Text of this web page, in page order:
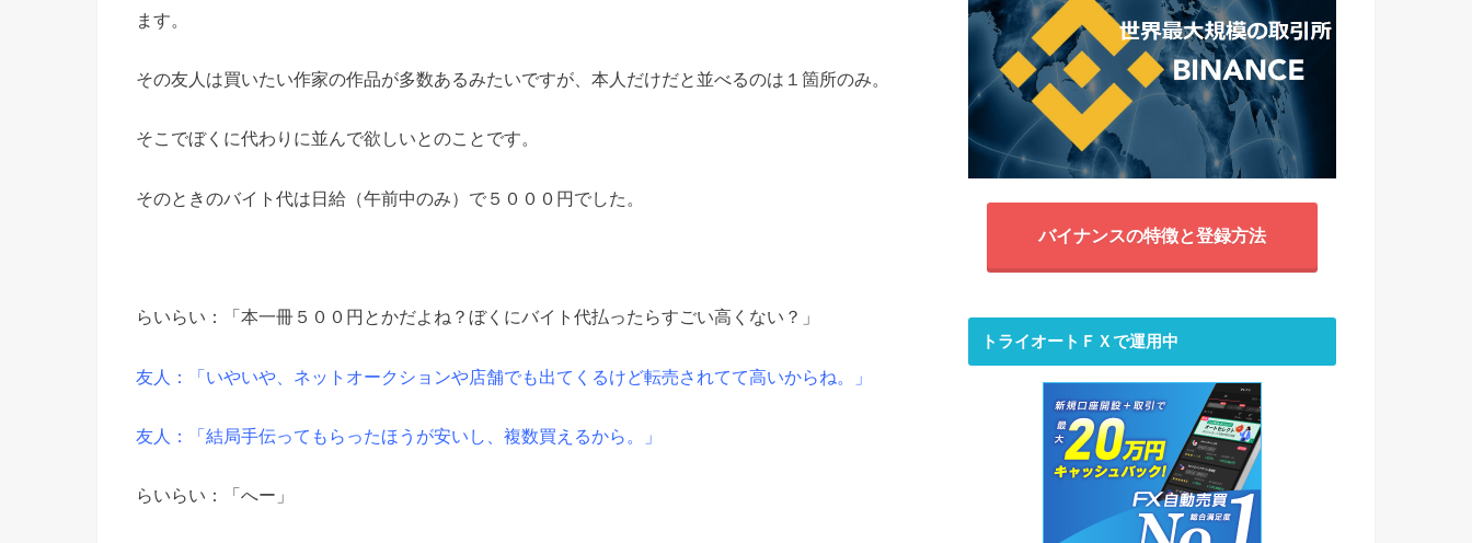
ます。
その友人は買いたい作家の作品が多数あるみたいですが、本人だけだと並べるのは１箇所のみ。
そこでぼくに代わりに並んで欲しいとのことです。
そのときのバイト代は日給（午前中のみ）で５０００円でした。
らいらい：「本一冊５００円とかだよね？ぼくにバイト代払ったらすごい高くない？」
友人：「いやいや、ネットオークションや店舗でも出てくるけど転売されてて高いからね。」
友人：「結局手伝ってもらったほうが安いし、複数買えるから。」
らいらい：「へー」
バイナンスの特徴と登録方法
トライオートＦＸで運用中